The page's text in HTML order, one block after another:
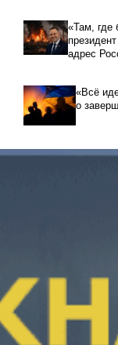
«Там, где
адрес
«Всё
о